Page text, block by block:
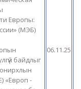
Европы:
(МЭБ)
байдлыг
«Европ -
06.11.25